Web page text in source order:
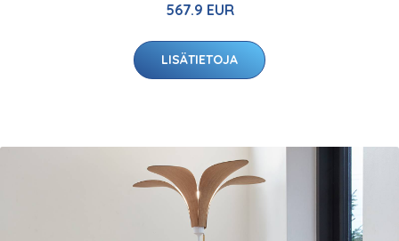
567.9 EUR
LISÄTIETOJA